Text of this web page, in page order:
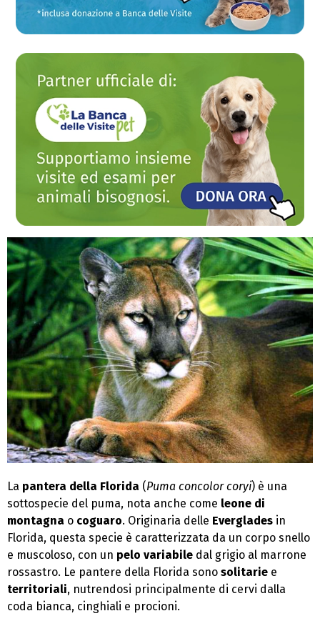
La pantera della Florida (Puma concolor coryi) è una
sottospecie del puma, nota anche come leone di
montagna o coguaro. Originaria delle Everglades in
Florida, questa specie è caratterizzata da un corpo snello
e muscoloso, con un pelo variabile dal grigio al marrone
rossastro. Le pantere della Florida sono solitarie e
territoriali, nutrendosi principalmente di cervi dalla
coda bianca, cinghiali e procioni.